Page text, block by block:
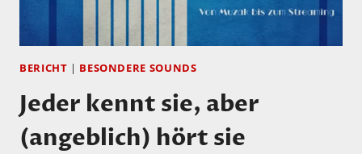
BERICHT | BESONDERE SOUNDS
Jeder kennt sie, aber
(angeblich) hört sie